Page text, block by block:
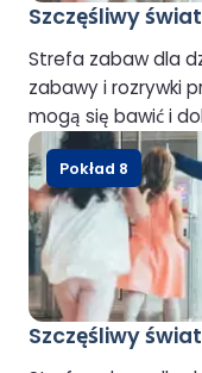
Szczęśliwy świat
Strefa zabaw dla
zabawy i rozrywki
mogą się bawić i
Szczęśliwy świat
Pokład 8